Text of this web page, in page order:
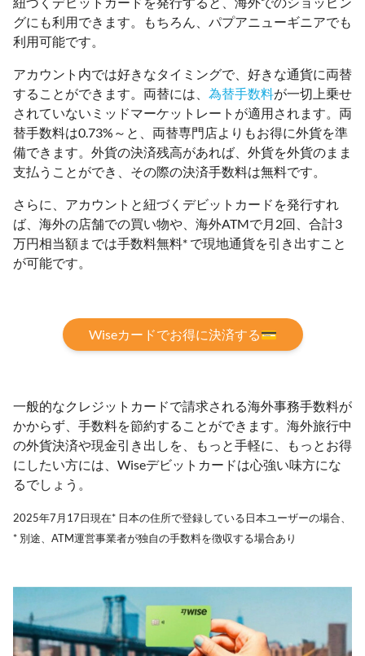
グにも利用できます。もちろん、パプアニューギニアでも
利用可能です。
アカウント内では好きなタイミングで、好きな通貨に両替
することができます。両替には、 為替手数料が一切上乗せ
されていないミッドマーケットレートが適用されます。両
替手数料は0.73%～と、両替専門店よりもお得に外貨を準
備できます。外貨の決済残高があれば、外貨を外貨のまま
支払うことができ、その際の決済手数料は無料です。
さらに、アカウントと紐づくデビットカードを発行すれ
ば、海外の店舗での買い物や、海外ATMで月2回、合計3
万円相当額までは手数料無料* で現地通貨を引き出すこと
が可能です。
Wiseカードでお得に決済する💳
一般的なクレジットカードで請求される海外事務手数料が
かからず、手数料を節約することができます。海外旅行中
の外貨決済や現金引き出しを、もっと手軽に、もっとお得
にしたい方には、Wiseデビットカードは心強い味方にな
るでしょう。
2025年7月17日現在* 日本の住所で登録している日本ユーザーの場合、
* 別途、ATM運営事業者が独自の手数料を徴収する場合あり